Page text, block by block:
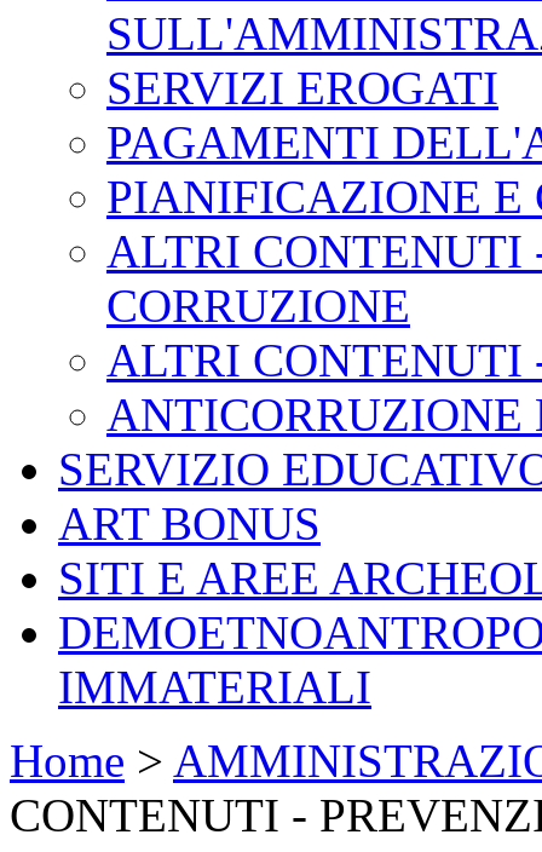
SERVIZI EROGATI
PAGAMENTI
PIANIFICAZIONE E
ALTRI CONTENUTI
CORRUZIONE
ALTRI CONTENUTI
ANTICORRUZIONE
SERVIZIO
ART BONUS
SITI E AREE
IMMATERIALI
Home >
CONTENUTI -